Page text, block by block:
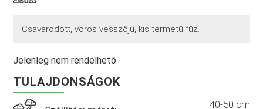
Csavarodott, vörös vesszőjű, kis termetű fűz.
Jelenleg nem rendelhető
TULAJDONSÁGOK
40-50 cm